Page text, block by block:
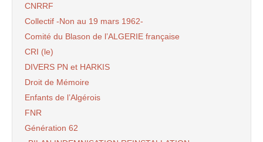
CNRRF
Collectif -Non au 19 mars 1962-
Comité du Blason de l’ALGERIE française
CRI (le)
DIVERS PN et HARKIS
Droit de Mémoire
Enfants de l’Algérois
FNR
Génération 62